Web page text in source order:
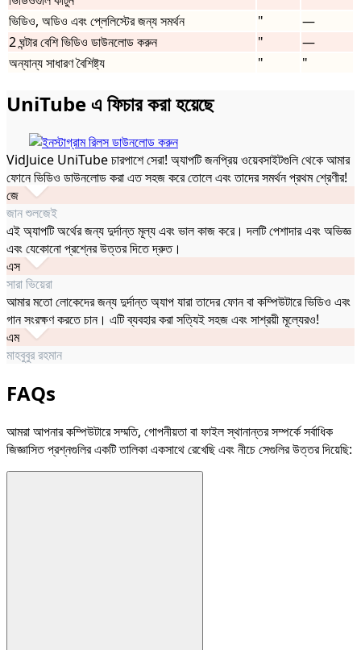
ভিডিও, অডিও এবং প্লেলিস্টের জন্য সমর্থন
"
—
2 ঘন্টার বেশি ভিডিও ডাউনলোড করুন
"
—
অন্যান্য সাধারণ বৈশিষ্ট্য
" "
UniTube এ ফিচার করা হয়েছে
VidJuice UniTube চারপাশে সেরা! অ্যাপটি জনপ্রিয় ওয়েবসাইটগুলি থেকে আমার
ফোনে ভিডিও ডাউনলোড করা এত সহজ করে তোলে এবং তাদের সমর্থন প্রথম শ্রেণীর!
জে
জান শুলজেই
এই অ্যাপটি অর্থের জন্য দুর্দান্ত মূল্য এবং ভাল কাজ করে। দলটি পেশাদার এবং অভিজ্ঞ
এবং যেকোনো প্রশ্নের উত্তর দিতে দ্রুত।
এস
সারা ভিয়েরা
আমার মতো লোকেদের জন্য দুর্দান্ত অ্যাপ যারা তাদের ফোন বা কম্পিউটারে ভিডিও এবং
গান সংরক্ষণ করতে চান। এটি ব্যবহার করা সত্যিই সহজ এবং সাশ্রয়ী মূল্যেরও!
এম
মাহবুবুর রহমান
FAQs
আমরা আপনার কম্পিউটারে সম্মতি, গোপনীয়তা বা ফাইল স্থানান্তর সম্পর্কে সর্বাধিক
জিজ্ঞাসিত প্রশ্নগুলির একটি তালিকা একসাথে রেখেছি এবং নীচে সেগুলির উত্তর দিয়েছি: